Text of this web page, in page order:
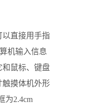
以直接用手指
机输入信息
和鼠标、键盘
触摸体机外形
为2.4cm